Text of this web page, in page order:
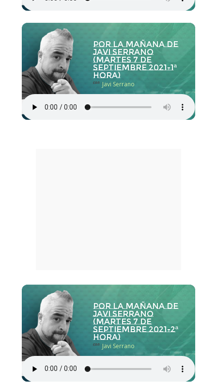
Por la Mañana de
Javi Serrano
(martes 7 de
septiembre 2021-1ª
hora)
con Javi Serrano
Por la Mañana de
Javi Serrano
(martes 7 de
septiembre 2021-2ª
hora)
con Javi Serrano